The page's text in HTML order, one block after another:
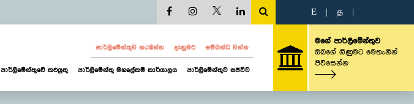
E த
පාර්ලි‌මේන්තුව නරඹන්න දැනුමට සම්බන්ධ වන්න
පාර්ලිමේන්තුවේ කටයුතු පාර්ලිමේන්තු මහලේකම් කාර්යාලය පාර්ලිමේන්තුව සජීවීව
මගේ පාර්ලිමේන්තුව
ඔබගේ ගිණුමට මෙතැනින්
පිවිසෙන්න